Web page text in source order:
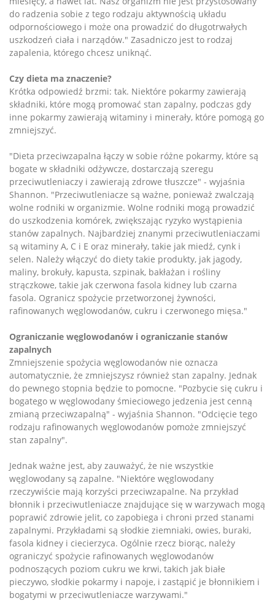
do radzenia sobie z tego rodzaju aktywnością układu
odpornościowego i może ona prowadzić do długotrwałych
uszkodzeń ciała i narządów." Zasadniczo jest to rodzaj
zapalenia, którego chcesz uniknąć.
Czy dieta ma znaczenie?
Krótka odpowiedź brzmi: tak. Niektóre pokarmy zawierają
składniki, które mogą promować stan zapalny, podczas gdy
inne pokarmy zawierają witaminy i minerały, które pomogą go
zmniejszyć.
"Dieta przeciwzapalna łączy w sobie różne pokarmy, które są
bogate w składniki odżywcze, dostarczają szeregu
przeciwutleniaczy i zawierają zdrowe tłuszcze" - wyjaśnia
Shannon. "Przeciwutleniacze są ważne, ponieważ zwalczają
wolne rodniki w organizmie. Wolne rodniki mogą prowadzić
do uszkodzenia komórek, zwiększając ryzyko wystąpienia
stanów zapalnych. Najbardziej znanymi przeciwutleniaczami
są witaminy A, C i E oraz minerały, takie jak miedź, cynk i
selen. Należy włączyć do diety takie produkty, jak jagody,
maliny, brokuły, kapusta, szpinak, bakłażan i rośliny
strączkowe, takie jak czerwona fasola kidney lub czarna
fasola. Ogranicz spożycie przetworzonej żywności,
rafinowanych węglowodanów, cukru i czerwonego mięsa."
Ograniczanie węglowodanów i ograniczanie stanów
zapalnych
Zmniejszenie spożycia węglowodanów nie oznacza
automatycznie, że zmniejszysz również stan zapalny. Jednak
do pewnego stopnia będzie to pomocne. "Pozbycie się cukru i
bogatego w węglowodany śmieciowego jedzenia jest cenną
zmianą przeciwzapalną" - wyjaśnia Shannon. "Odcięcie tego
rodzaju rafinowanych węglowodanów pomoże zmniejszyć
stan zapalny".
Jednak ważne jest, aby zauważyć, że nie wszystkie
węglowodany są zapalne. "Niektóre węglowodany
rzeczywiście mają korzyści przeciwzapalne. Na przykład
błonnik i przeciwutleniacze znajdujące się w warzywach mogą
poprawić zdrowie jelit, co zapobiega i chroni przed stanami
zapalnymi. Przykładami są słodkie ziemniaki, owies, buraki,
fasola kidney i ciecierzyca. Ogólnie rzecz biorąc, należy
ograniczyć spożycie rafinowanych węglowodanów
podnoszących poziom cukru we krwi, takich jak białe
pieczywo, słodkie pokarmy i napoje, i zastąpić je błonnikiem i
bogatymi w przeciwutleniacze warzywami."